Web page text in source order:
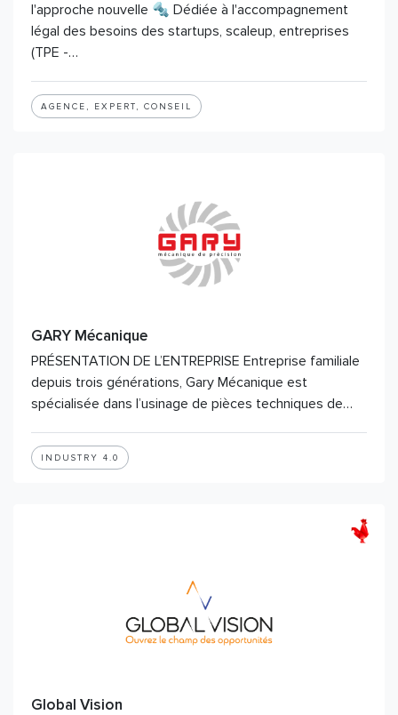
l'approche nouvelle 🔩 Dédiée à l'accompagnement
légal des besoins des startups, scaleup, entreprises
(TPE -…
AGENCE, EXPERT, CONSEIL
GARY Mécanique
PRÉSENTATION DE L’ENTREPRISE Entreprise familiale
depuis trois générations, Gary Mécanique est
spécialisée dans l’usinage de pièces techniques de…
INDUSTRY 4.0
Global Vision